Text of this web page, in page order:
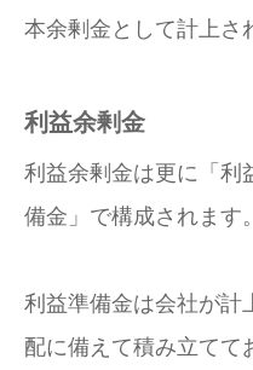
本余剰金として計上さ
利益余剰金
利益余剰金は更に「利
備金」で構成されます。
利益準備金は会社が計
配に備えて積み立てて